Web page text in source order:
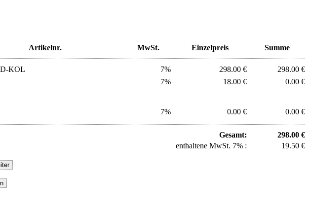
Artikelnr. MwSt. Einzelpreis Summe
KOL 7% 298.00 €
298.00 €
7% 18.00 € 0.00 €
7% 0.00 € 0.00 €
Gesamt:
298.00 €
enthaltene MwSt. 7% :
19.50 €